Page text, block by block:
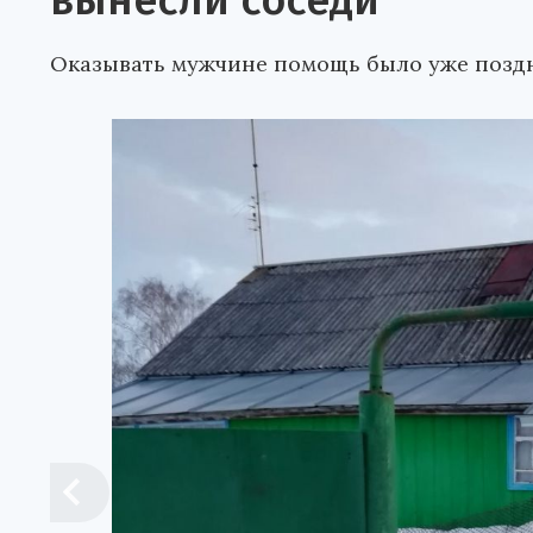
Оказывать мужчине помощь было уже